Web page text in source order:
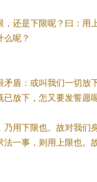
还是下限呢？曰：用
么呢？
盾：或叫我们一切放
已放下，怎又要发誓愿
用下限也。故对我们
法一事，则用上限也